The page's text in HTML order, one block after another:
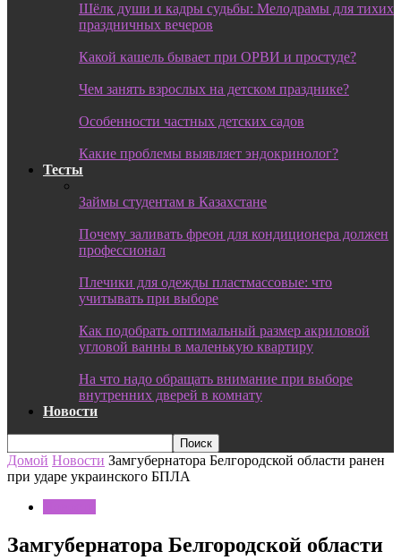
Шёлк души и кадры судьбы: Мелодрамы для тихих
праздничных вечеров
Какой кашель бывает при ОРВИ и простуде?
Чем занять взрослых на детском празднике?
Особенности частных детских садов
Какие проблемы выявляет эндокринолог?
Тесты
Займы студентам в Казахстане
Почему заливать фреон для кондиционера должен
профессионал
Плечики для одежды пластмассовые: что
учитывать при выборе
Как подобрать оптимальный размер акриловой
угловой ванны в маленькую квартиру
На что надо обращать внимание при выборе
внутренних дверей в комнату
Новости
Домой Новости Замгубернатора Белгородской области ранен
при ударе украинского БПЛА
Замгубернатора Белгородской области